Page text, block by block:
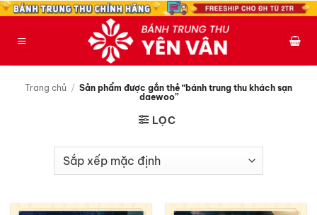
Bỏ
Trang chủ / Sản phẩm được gắn thẻ “bánh trung thu khách sạn
daewoo”
LỌC